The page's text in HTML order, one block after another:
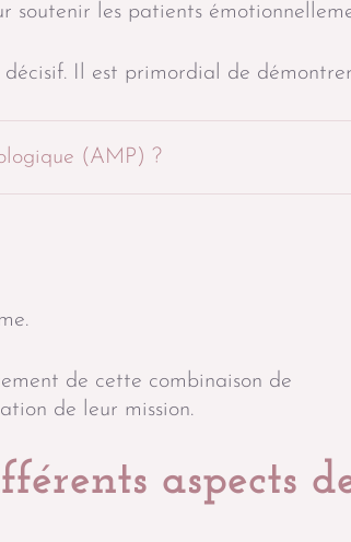
soutenir les patients
Il est primordial de
(AMP) ?
de cette combinaison de
de leur mission.
aspects